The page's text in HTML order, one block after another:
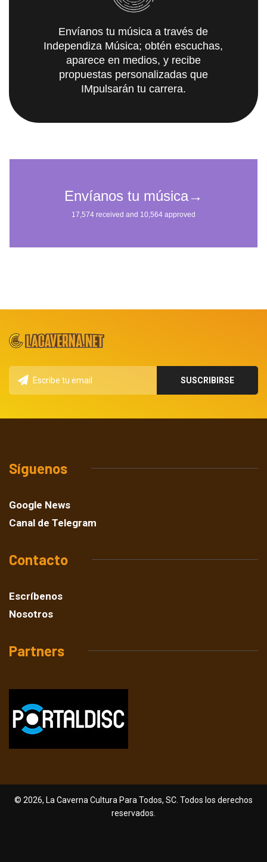
Envíanos tu música a través de
Independiza Música; obtén escuchas,
aparece en medios, y recibe
propuestas personalizadas que
IMpulsarán tu carrera.
Síguenos
Google News
Canal de Telegram
Contacto
Escríbenos
Nosotros
Partners
© 2026, La Caverna Cultura Para Todos, SC. Todos los derechos
reservados.